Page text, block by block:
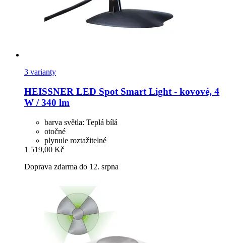
3 varianty
HEISSNER LED Spot Smart Light -​ kovové, 4
W / 340 lm
barva světla: Teplá bílá
otočné
plynule roztažitelné
1 519,00 Kč
Doprava zdarma do 12. srpna